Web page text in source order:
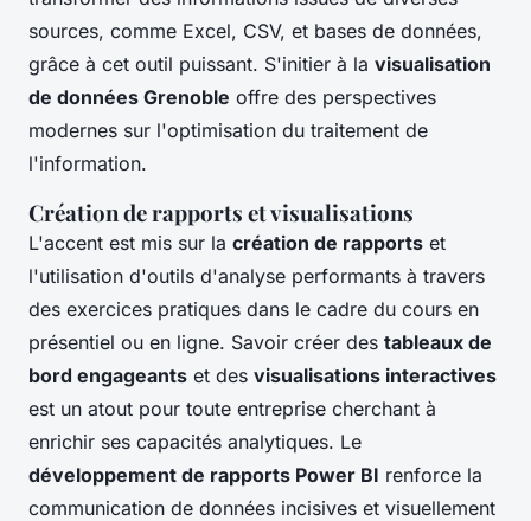
sources, comme Excel, CSV, et bases de données,
grâce à cet outil puissant. S'initier à la visualisation
de données Grenoble offre des perspectives
modernes sur l'optimisation du traitement de
l'information.
Création de rapports et visualisations
L'accent est mis sur la création de rapports et
l'utilisation d'outils d'analyse performants à travers
des exercices pratiques dans le cadre du cours en
présentiel ou en ligne. Savoir créer des tableaux de
bord engageants et des visualisations interactives
est un atout pour toute entreprise cherchant à
enrichir ses capacités analytiques. Le
développement de rapports Power BI renforce la
communication de données incisives et visuellement